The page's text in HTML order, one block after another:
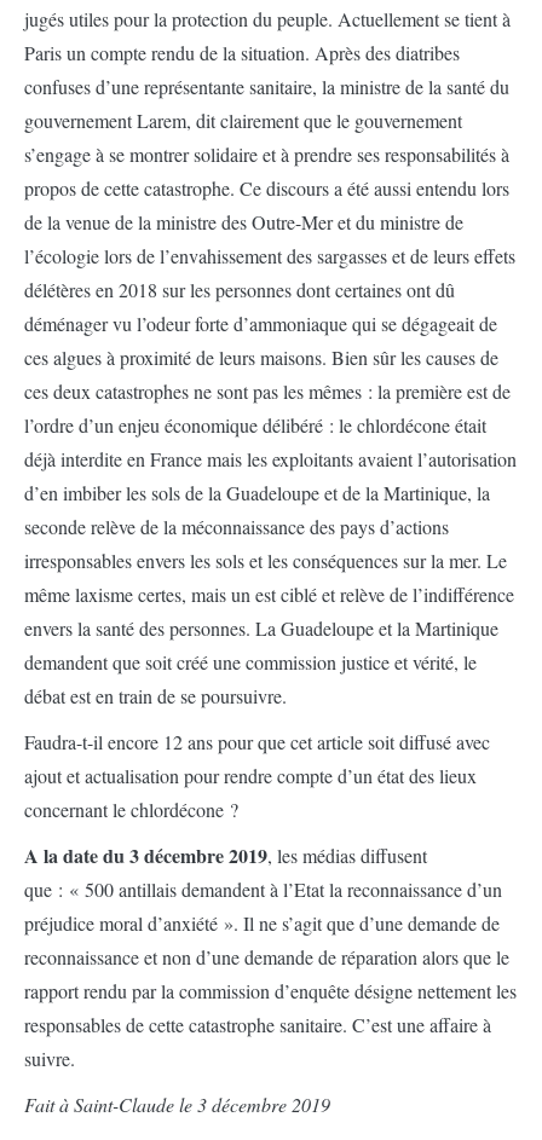
jugés utiles pour la protection du peuple. Actuellement se tient à
Paris un compte rendu de la situation. Après des diatribes
confuses d’une représentante sanitaire, la ministre de la santé du
gouvernement Larem, dit clairement que le gouvernement
s’engage à se montrer solidaire et à prendre ses responsabilités à
propos de cette catastrophe. Ce discours a été aussi entendu lors
de la venue de la ministre des Outre-Mer et du ministre de
l’écologie lors de l’envahissement des sargasses et de leurs effets
délétères en 2018 sur les personnes dont certaines ont dû
déménager vu l’odeur forte d’ammoniaque qui se dégageait de
ces algues à proximité de leurs maisons. Bien sûr les causes de
ces deux catastrophes ne sont pas les mêmes : la première est de
l’ordre d’un enjeu économique délibéré : le chlordécone était
déjà interdite en France mais les exploitants avaient l’autorisation
d’en imbiber les sols de la Guadeloupe et de la Martinique, la
seconde relève de la méconnaissance des pays d’actions
irresponsables envers les sols et les conséquences sur la mer. Le
même laxisme certes, mais un est ciblé et relève de l’indifférence
envers la santé des personnes. La Guadeloupe et la Martinique
demandent que soit créé une commission justice et vérité, le
débat est en train de se poursuivre.
Faudra-t-il encore 12 ans pour que cet article soit diffusé avec
ajout et actualisation pour rendre compte d’un état des lieux
concernant le chlordécone ?
A la date du 3 décembre 2019, les médias diffusent
que : « 500 antillais demandent à l’Etat la reconnaissance d’un
préjudice moral d’anxiété ». Il ne s’agit que d’une demande de
reconnaissance et non d’une demande de réparation alors que le
rapport rendu par la commission d’enquête désigne nettement les
responsables de cette catastrophe sanitaire. C’est une affaire à
suivre.
Fait à Saint-Claude le 3 décembre 2019